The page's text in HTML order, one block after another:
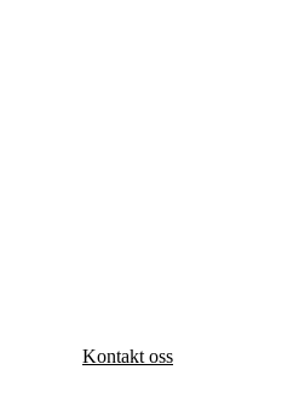
Kontakt oss